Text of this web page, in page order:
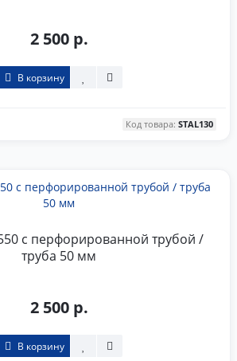
2 500 р.
В корзину
Код товара: STAL130
с перфорированной трубой /
труба 50 мм
2 500 р.
В корзину